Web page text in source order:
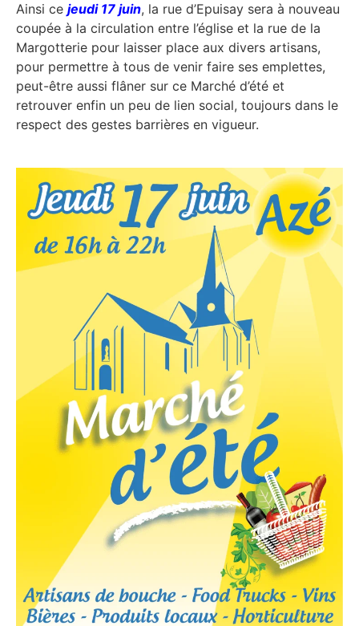
Ainsi ce jeudi 17 juin, la rue d’Epuisay sera à nouveau
coupée à la circulation entre l’église et la rue de la
Margotterie pour laisser place aux divers artisans,
pour permettre à tous de venir faire ses emplettes,
peut-être aussi flâner sur ce Marché d’été et
retrouver enfin un peu de lien social, toujours dans le
respect des gestes barrières en vigueur.